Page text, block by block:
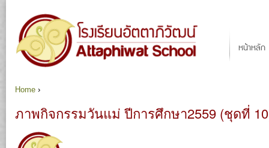
หน้าหลัก
You are here
Home ›
ภาพกิจกรรมวันแม่ ปีการศึกษา2559 (ชุดที่